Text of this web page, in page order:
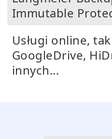
Immutable
Usługi online,
GoogleDrive,
innych...